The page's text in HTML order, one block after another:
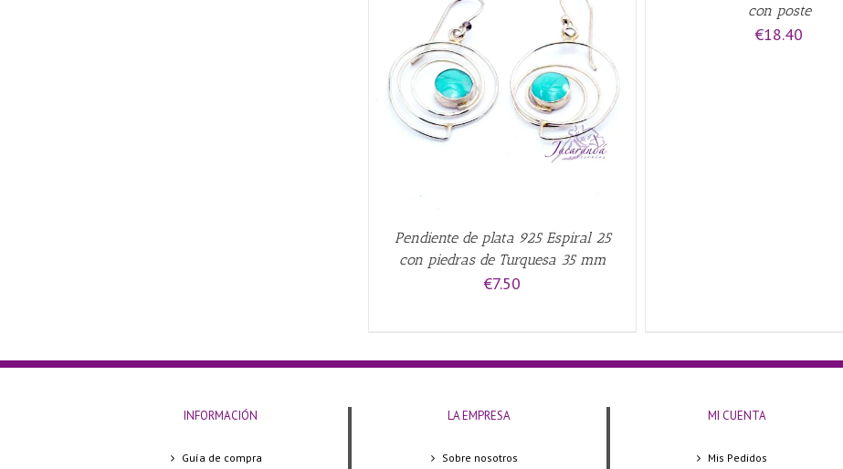
Pendiente de plata 925 Espiral 25
con piedras de Turquesa 35 mm
€7.50
con poste
€18.40
INFORMACIÓN
Guía de compra
LA EMPRESA
Sobre nosotros
MI CUENTA
Mis Pedidos